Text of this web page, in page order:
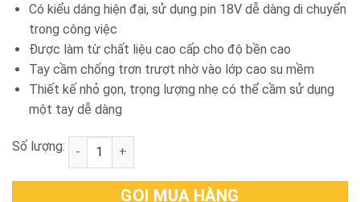
Có kiểu dáng hiện đại, sử dụng pin 18V dễ dàng di chuyển
trong công việc
Được làm từ chất liệu cao cấp cho độ bền cao
Tay cầm chống trơn trượt nhờ vào lớp cao su mềm
Thiết kế nhỏ gọn, trọng lượng nhẹ có thể cầm sử dụng
một tay dễ dàng
Số lượng: Máy khoan búa và vặn vít pin 18V Makita
GỌI MUA HÀNG